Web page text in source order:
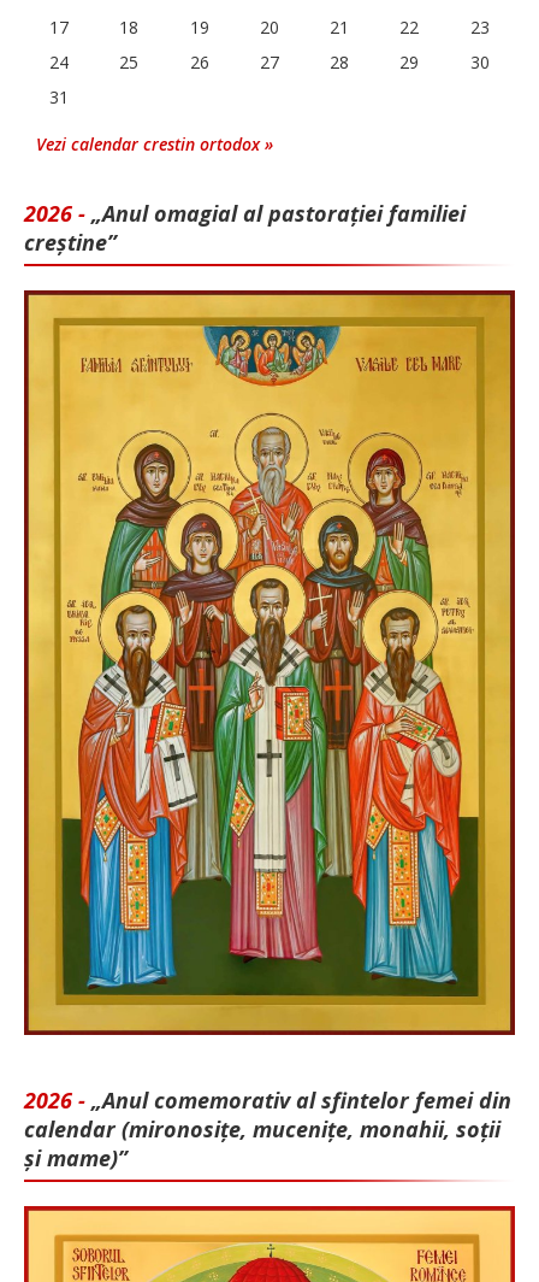
17
18 19 20 21 22
23
24
25 26 27 28 29
30
31
Vezi calendar crestin ortodox »
2026 - „Anul omagial al pastorației familiei
creștine”
2026 - „Anul comemorativ al sfintelor femei din
calendar (mironosițe, mu­cenițe, monahii, soții
și mame)”